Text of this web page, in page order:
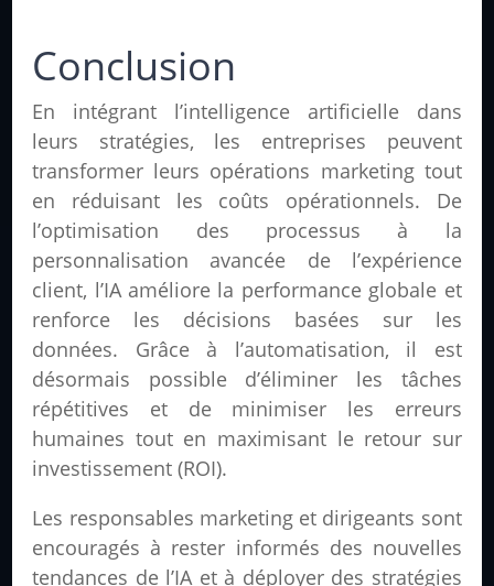
Conclusion
En intégrant l’intelligence artificielle dans
leurs stratégies, les entreprises peuvent
transformer leurs opérations marketing tout
en réduisant les coûts opérationnels. De
l’optimisation des processus à la
personnalisation avancée de l’expérience
client, l’IA améliore la performance globale et
renforce les décisions basées sur les
données. Grâce à l’automatisation, il est
désormais possible d’éliminer les tâches
répétitives et de minimiser les erreurs
humaines tout en maximisant le retour sur
investissement (ROI).
Les responsables marketing et dirigeants sont
encouragés à rester informés des nouvelles
tendances de l’IA et à déployer des stratégies